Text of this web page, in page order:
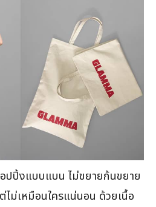
ปปิ้งแบบแบน ไม่ขยายก้นขยาย
ม่เหมือนใครแน่นอน ด้วยเนื้อ